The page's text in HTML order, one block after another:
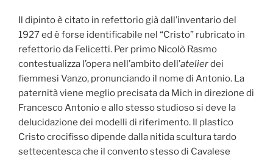
Il dipinto è citato in refettorio già dall’inventario del
1927 ed è forse identificabile nel “Cristo” rubricato in
refettorio da Felicetti. Per primo Nicolò Rasmo
contestualizza l’opera nell’ambito dell’atelierdei
fiemmesi Vanzo, pronunciando il nome di Antonio. La
paternità viene meglio precisata da Mich in direzione di
Francesco Antonio e allo stesso studioso si deve la
delucidazione dei modelli di riferimento. Il plastico
Cristo crocifisso dipende dalla nitida scultura tardo
settecentesca che il convento stesso di Cavalese